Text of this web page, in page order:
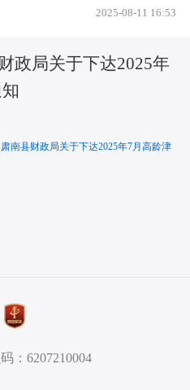
2025-08-11 16:53
政局关于下达2025年
南县财政局关于下达2025年7月高龄津
：6207210004